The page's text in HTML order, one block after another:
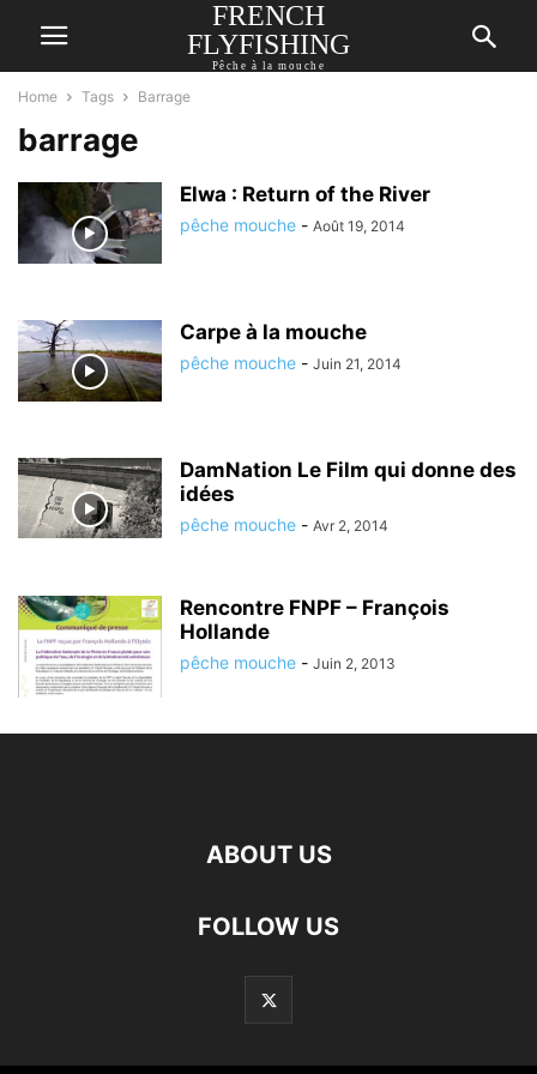
FRENCH
FLYFISHING
Pêche à la mouche
Home Tags Barrage
barrage
Elwa : Return of the River
pêche mouche - Août 19, 2014
Carpe à la mouche
pêche mouche - Juin 21, 2014
DamNation Le Film qui donne des
idées
pêche mouche - Avr 2, 2014
Rencontre FNPF – François
Hollande
pêche mouche - Juin 2, 2013
ABOUT US
FOLLOW US